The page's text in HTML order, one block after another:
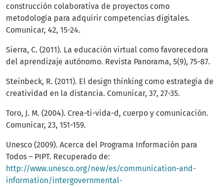
construcción colaborativa de proyectos como
metodología para adquirir competencias digitales.
Comunicar, 42, 15-24.
Sierra, C. (2011). La educación virtual como favorecedora
del aprendizaje autónomo. Revista Panorama, 5(9), 75-87.
Steinbeck, R. (2011). El design thinking como estrategia de
creatividad en la distancia. Comunicar, 37, 27-35.
Toro, J. M. (2004). Crea-ti-vida-d, cuerpo y comunicación.
Comunicar, 23, 151-159.
Unesco (2009). Acerca del Programa Información para
Todos – PIPT. Recuperado de:
http://www.unesco.org/new/es/communication-and-
information/intergovernmental-